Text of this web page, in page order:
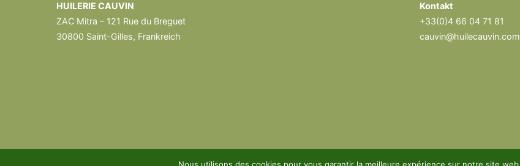
HUILERIE CAUVIN
ZAC Mitra – 121 Rue du Breguet
30800 Saint-Gilles, Frankreich
Kontakt
+33(0)4 66 04 71 81
cauvin@huilecauvin.com